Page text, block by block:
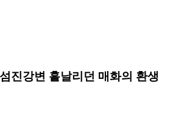
진강변 흩날리던 매화의 환생